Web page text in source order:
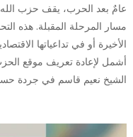
عامٌ بعد الحرب، يقف حزب
مسار المرحلة المقبلة. هذه
الأخيرة أو في تداعياتها
أشمل لإعادة تعريف موقع الحزب
الشيخ نعيم قاسم في جردة